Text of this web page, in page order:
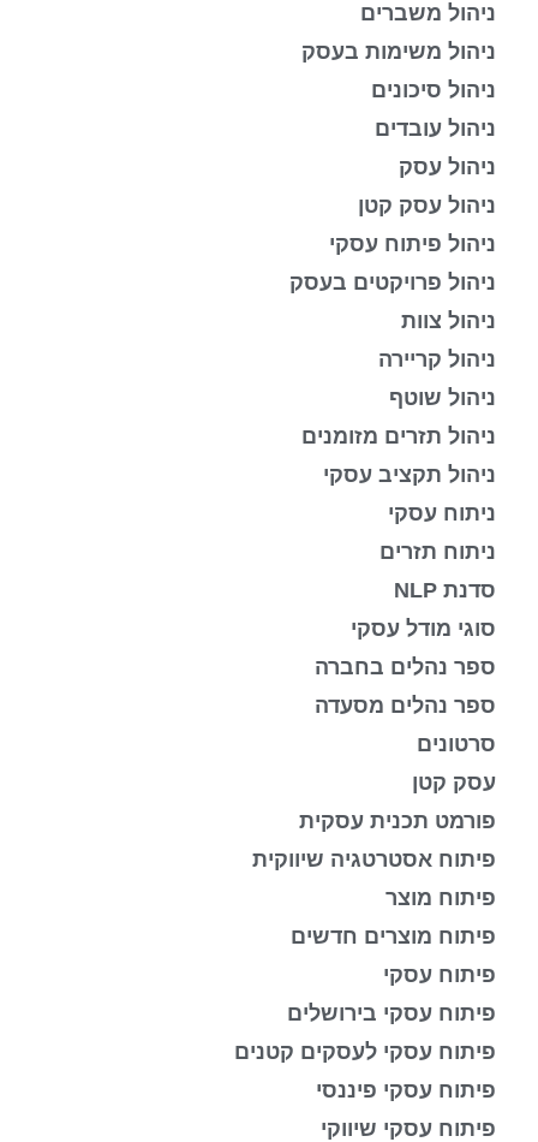
ניהול משברים
ניהול משימות בעסק
ניהול סיכונים
ניהול עובדים
ניהול עסק
ניהול עסק קטן
ניהול פיתוח עסקי
ניהול פרויקטים בעסק
ניהול צוות
ניהול קריירה
ניהול שוטף
ניהול תזרים מזומנים
ניהול תקציב עסקי
ניתוח עסקי
ניתוח תזרים
סדנת NLP
סוגי מודל עסקי
ספר נהלים בחברה
ספר נהלים מסעדה
סרטונים
עסק קטן
פורמט תכנית עסקית
פיתוח אסטרטגיה שיווקית
פיתוח מוצר
פיתוח מוצרים חדשים
פיתוח עסקי
פיתוח עסקי בירושלים
פיתוח עסקי לעסקים קטנים
פיתוח עסקי פיננסי
פיתוח עסקי שיווקי